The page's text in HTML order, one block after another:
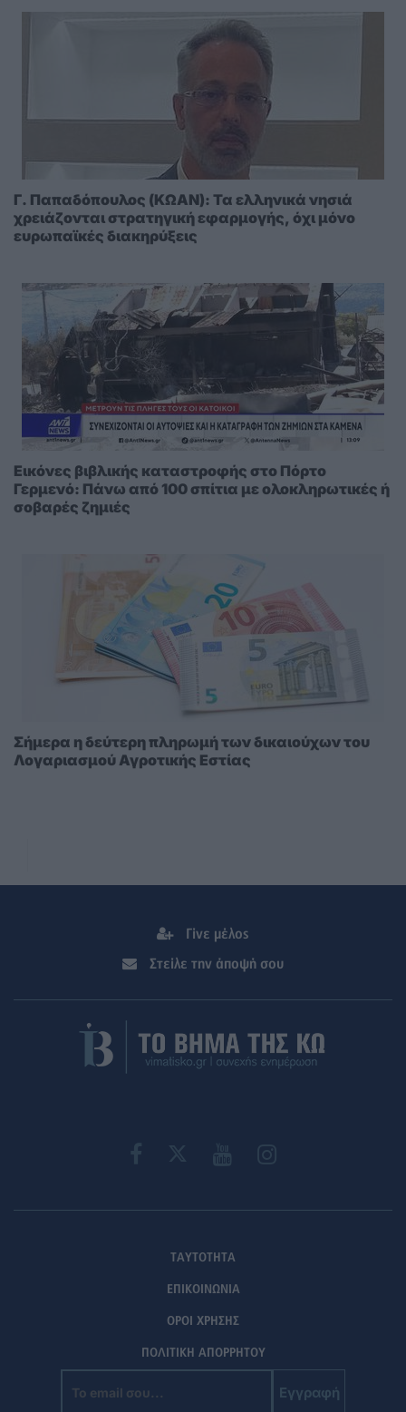
Γ. Παπαδόπουλος (ΚΩΑΝ): Τα ελληνικά νησιά
χρειάζονται στρατηγική εφαρμογής, όχι μόνο
ευρωπαϊκές διακηρύξεις
Εικόνες βιβλικής καταστροφής στο Πόρτο
Γερμενό: Πάνω από 100 σπίτια με ολοκληρωτικές ή
σοβαρές ζημιές
Σήμερα η δεύτερη πληρωμή των δικαιούχων του
Λογαριασμού Αγροτικής Εστίας
Γίνε μέλος
Στείλε την άποψή σου
ΤΑΥΤΟΤΗΤΑ
ΕΠΙΚΟΙΝΩΝΙΑ
ΟΡΟΙ ΧΡΗΣΗΣ
ΠΟΛΙΤΙΚΗ ΑΠΟΡΡΗΤΟΥ
Εγγραφή